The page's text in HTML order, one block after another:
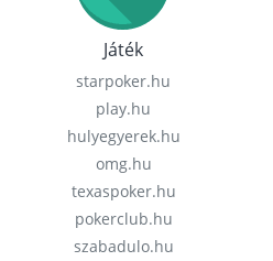
Játék
starpoker.hu
play.hu
hulyegyerek.hu
omg.hu
texaspoker.hu
pokerclub.hu
szabadulo.hu